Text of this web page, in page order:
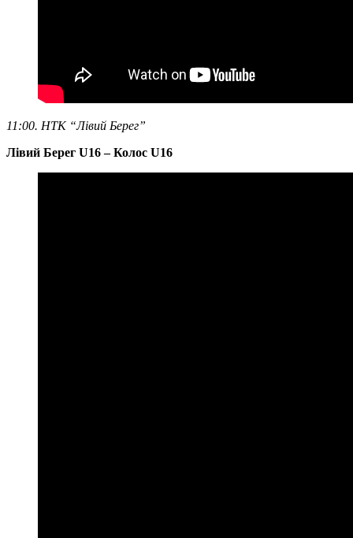
11:00. НТК “Лівий Берег”
Лівий Берег U16 – Колос U16